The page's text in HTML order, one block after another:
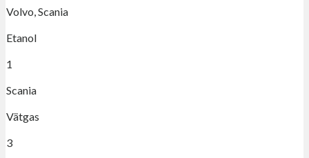
Volvo, Scania
Etanol
1
Scania
Vätgas
3